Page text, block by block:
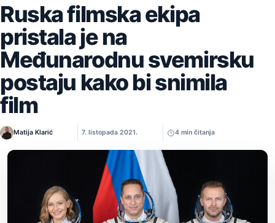
Ruska filmska ekipa
pristala je na
Međunarodnu svemirsku
postaju kako bi snimila
film
Matija Klarić 7. listopada 2021. 4 min čitanja